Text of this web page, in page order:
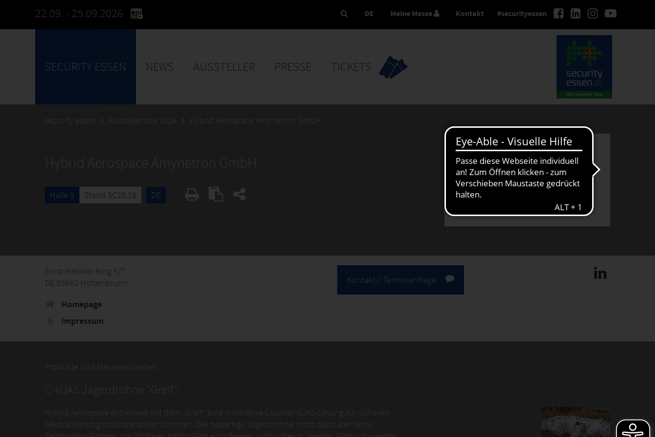
22.09. - 25.09.2026 #securityessen
DE Meine Messe Kontakt
SECURITY ESSEN NEWS AUSSTELLER PRESSE TICKETS
security essen Ausstellerliste 2026 Hybrid Aerospace Amynetron GmbH
Hybrid Aerospace Amynetron GmbH
Halle 5 Stand 5C25.16 DE
Ernst-Heinkel-Ring 5/7
DE 85662 Hohenbrunn
Homepage
Impressum
Kontakt-/ Terminanfrage
Produkte und Messeneuheiten
C-sUAS Jägerdrohne "Greif"
Hybrid Aerospace entwickelt mit dem „Greif“ eine innovative Counter-sUAS-Lösung zur sicheren
Neutralisierung unkooperativer Drohnen. Die neuartige Jägerdrohne nutzt das patentierte